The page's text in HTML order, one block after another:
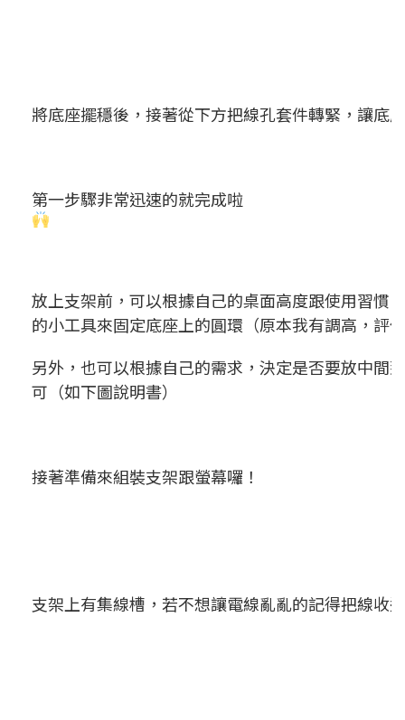
將底座擺穩後，接著從下方把線孔套件轉緊，讓底
第一步驟非常迅速的就完成啦
放上支架前，可以根據自己的桌面高度跟使用習慣
的小工具來固定底座上的圓環（原本我有調高，評
另外，也可以根據自己的需求，決定是否要放中間
可（如下圖說明書）
接著準備來組裝支架跟螢幕囉！
支架上有集線槽，若不想讓電線亂亂的記得把線收